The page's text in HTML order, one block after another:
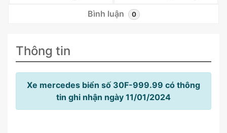
Bình luận 0
Thông tin
Xe mercedes biển số 30F-999.99 có thông
tin ghi nhận ngày 11/01/2024